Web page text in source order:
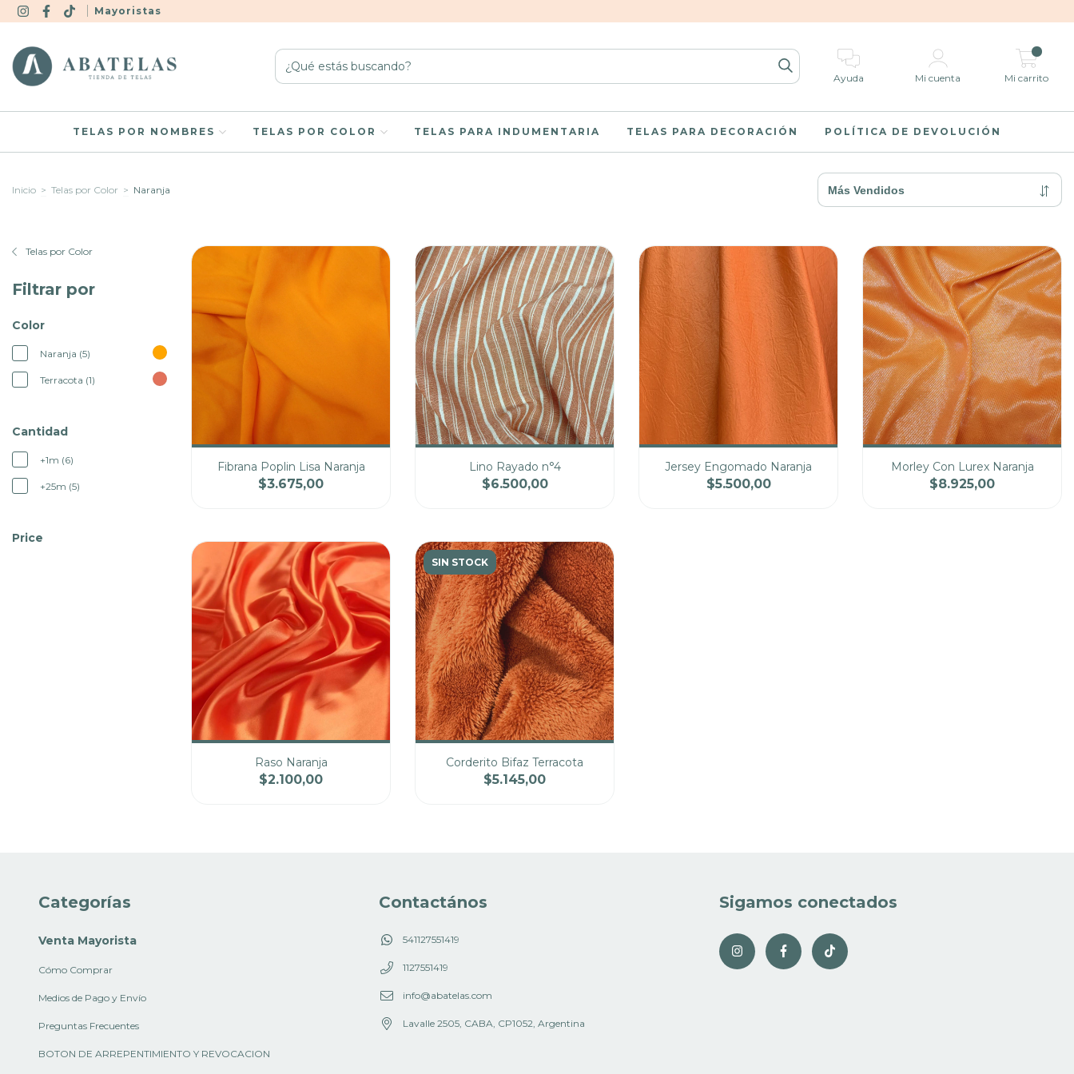
Mayoristas
Ayuda Mi cuenta Mi carrito
TELAS POR NOMBRES TELAS POR COLOR TELAS PARA INDUMENTARIA TELAS PARA DECORACIÓN POLÍTICA DE DEVOLUCIÓN
Inicio > Telas por Color > Naranja
Telas por Color
Filtrar por
Color
Naranja (5)
Terracota (1)
Cantidad
+1m (6)
+25m (5)
Price
Fibrana Poplin Lisa Naranja
$3.675,00
Lino Rayado n°4
$6.500,00
Jersey Engomado Naranja
$5.500,00
Morley Con Lurex Naranja
$8.925,00
Raso Naranja
$2.100,00
SIN STOCK
Corderito Bifaz Terracota
$5.145,00
Categorías
Venta Mayorista
Cómo Comprar
Medios de Pago y Envío
Preguntas Frecuentes
BOTON DE ARREPENTIMIENTO Y REVOCACION
Contactános
541127551419
1127551419
info@abatelas.com
Lavalle 2505, CABA, CP1052, Argentina
Sigamos conectados